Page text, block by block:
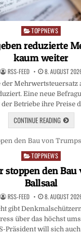
Posted
TOPPNEWS
reduzierte
kaum weiter
RSS-FEED 8. AUGUST
Mehrwertsteuersatz
Eine neue
Betriebe ihre Preise
CONTINUE READING
Posted
TOPPNEWS
stoppen den
Ballsaal
RSS-FEED 8. AUGUST
gibt
über das höchst
Präsident will sich